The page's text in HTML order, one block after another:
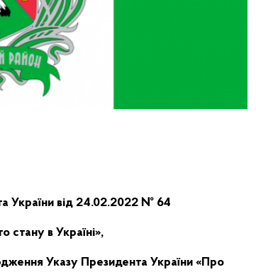
України від 24.02.2022 № 64
стану в Україні»,
Указу Президента України «Про